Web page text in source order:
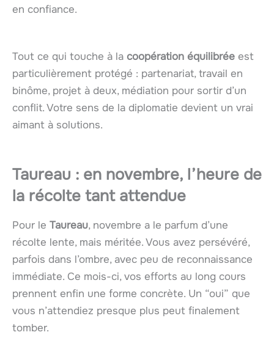
en confiance.
Tout ce qui touche à la coopération équilibrée est
particulièrement protégé : partenariat, travail en
binôme, projet à deux, médiation pour sortir d’un
conflit. Votre sens de la diplomatie devient un vrai
aimant à solutions.
Taureau : en novembre, l’heure de
la récolte tant attendue
Pour le Taureau, novembre a le parfum d’une
récolte lente, mais méritée. Vous avez persévéré,
parfois dans l’ombre, avec peu de reconnaissance
immédiate. Ce mois-ci, vos efforts au long cours
prennent enfin une forme concrète. Un “oui” que
vous n’attendiez presque plus peut finalement
tomber.